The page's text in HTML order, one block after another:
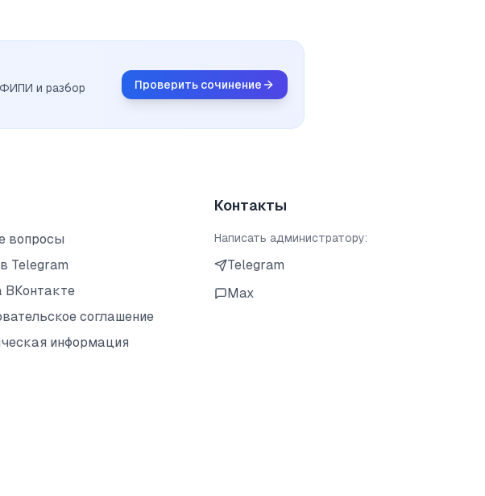
и разбор
Проверить сочинение
вопросы
Telegram
ВКонтакте
соглашение
информация
Контакты
Написать администратору:
Telegram
Max